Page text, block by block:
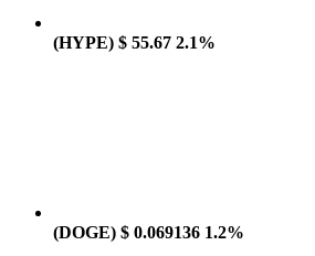
(HYPE) $ 55.67 2.1%
(DOGE) $ 0.069136 1.2%